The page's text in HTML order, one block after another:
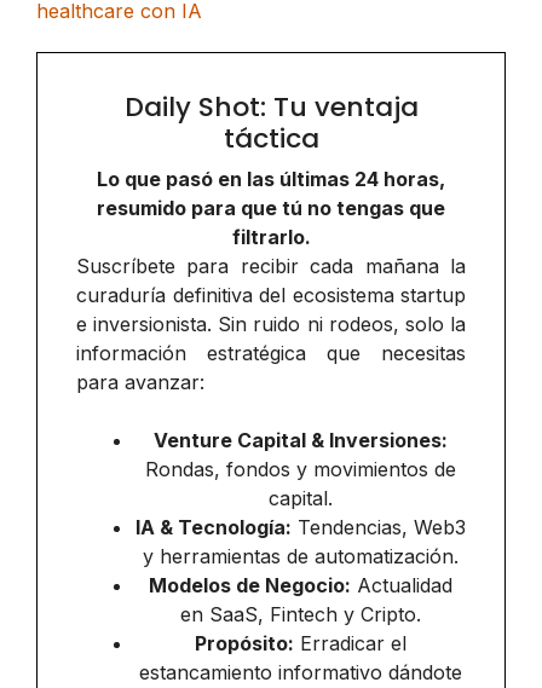
healthcare con IA
Daily Shot: Tu ventaja
táctica
Lo que pasó en las últimas 24 horas,
resumido para que tú no tengas que
filtrarlo.
Suscríbete para recibir cada mañana la
curaduría definitiva del ecosistema startup
e inversionista. Sin ruido ni rodeos, solo la
información estratégica que necesitas
para avanzar:
Venture Capital & Inversiones:
Rondas, fondos y movimientos de
capital.
IA & Tecnología: Tendencias, Web3
y herramientas de automatización.
Modelos de Negocio: Actualidad
en SaaS, Fintech y Cripto.
Propósito: Erradicar el
estancamiento informativo dándote